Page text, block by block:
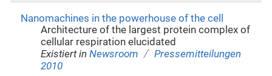
Nanomachines in the powerhouse of the cell
Architecture of the largest protein complex of
cellular respiration elucidated
Existiert in Newsroom / Pressemitteilungen
2010